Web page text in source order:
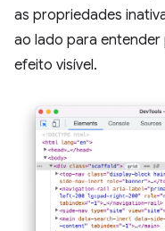
as propriedades
ao lado para
efeito visível.